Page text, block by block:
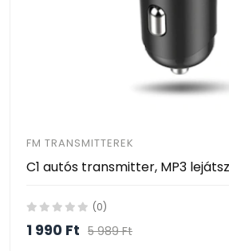
FM TRANSMITTEREK
(0)
1 990 Ft 5 989 Ft